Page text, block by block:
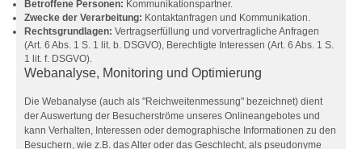
Betroffene Personen: Kommunikationspartner.
Zwecke der Verarbeitung: Kontaktanfragen und Kommunikation.
Rechtsgrundlagen: Vertragserfüllung und vorvertragliche Anfragen
(Art. 6 Abs. 1 S. 1 lit. b. DSGVO), Berechtigte Interessen (Art. 6 Abs. 1 S.
1 lit. f. DSGVO).
Webanalyse, Monitoring und Optimierung
Die Webanalyse (auch als "Reichweitenmessung" bezeichnet) dient
der Auswertung der Besucherströme unseres Onlineangebotes und
kann Verhalten, Interessen oder demographische Informationen zu den
Besuchern, wie z.B. das Alter oder das Geschlecht, als pseudonyme